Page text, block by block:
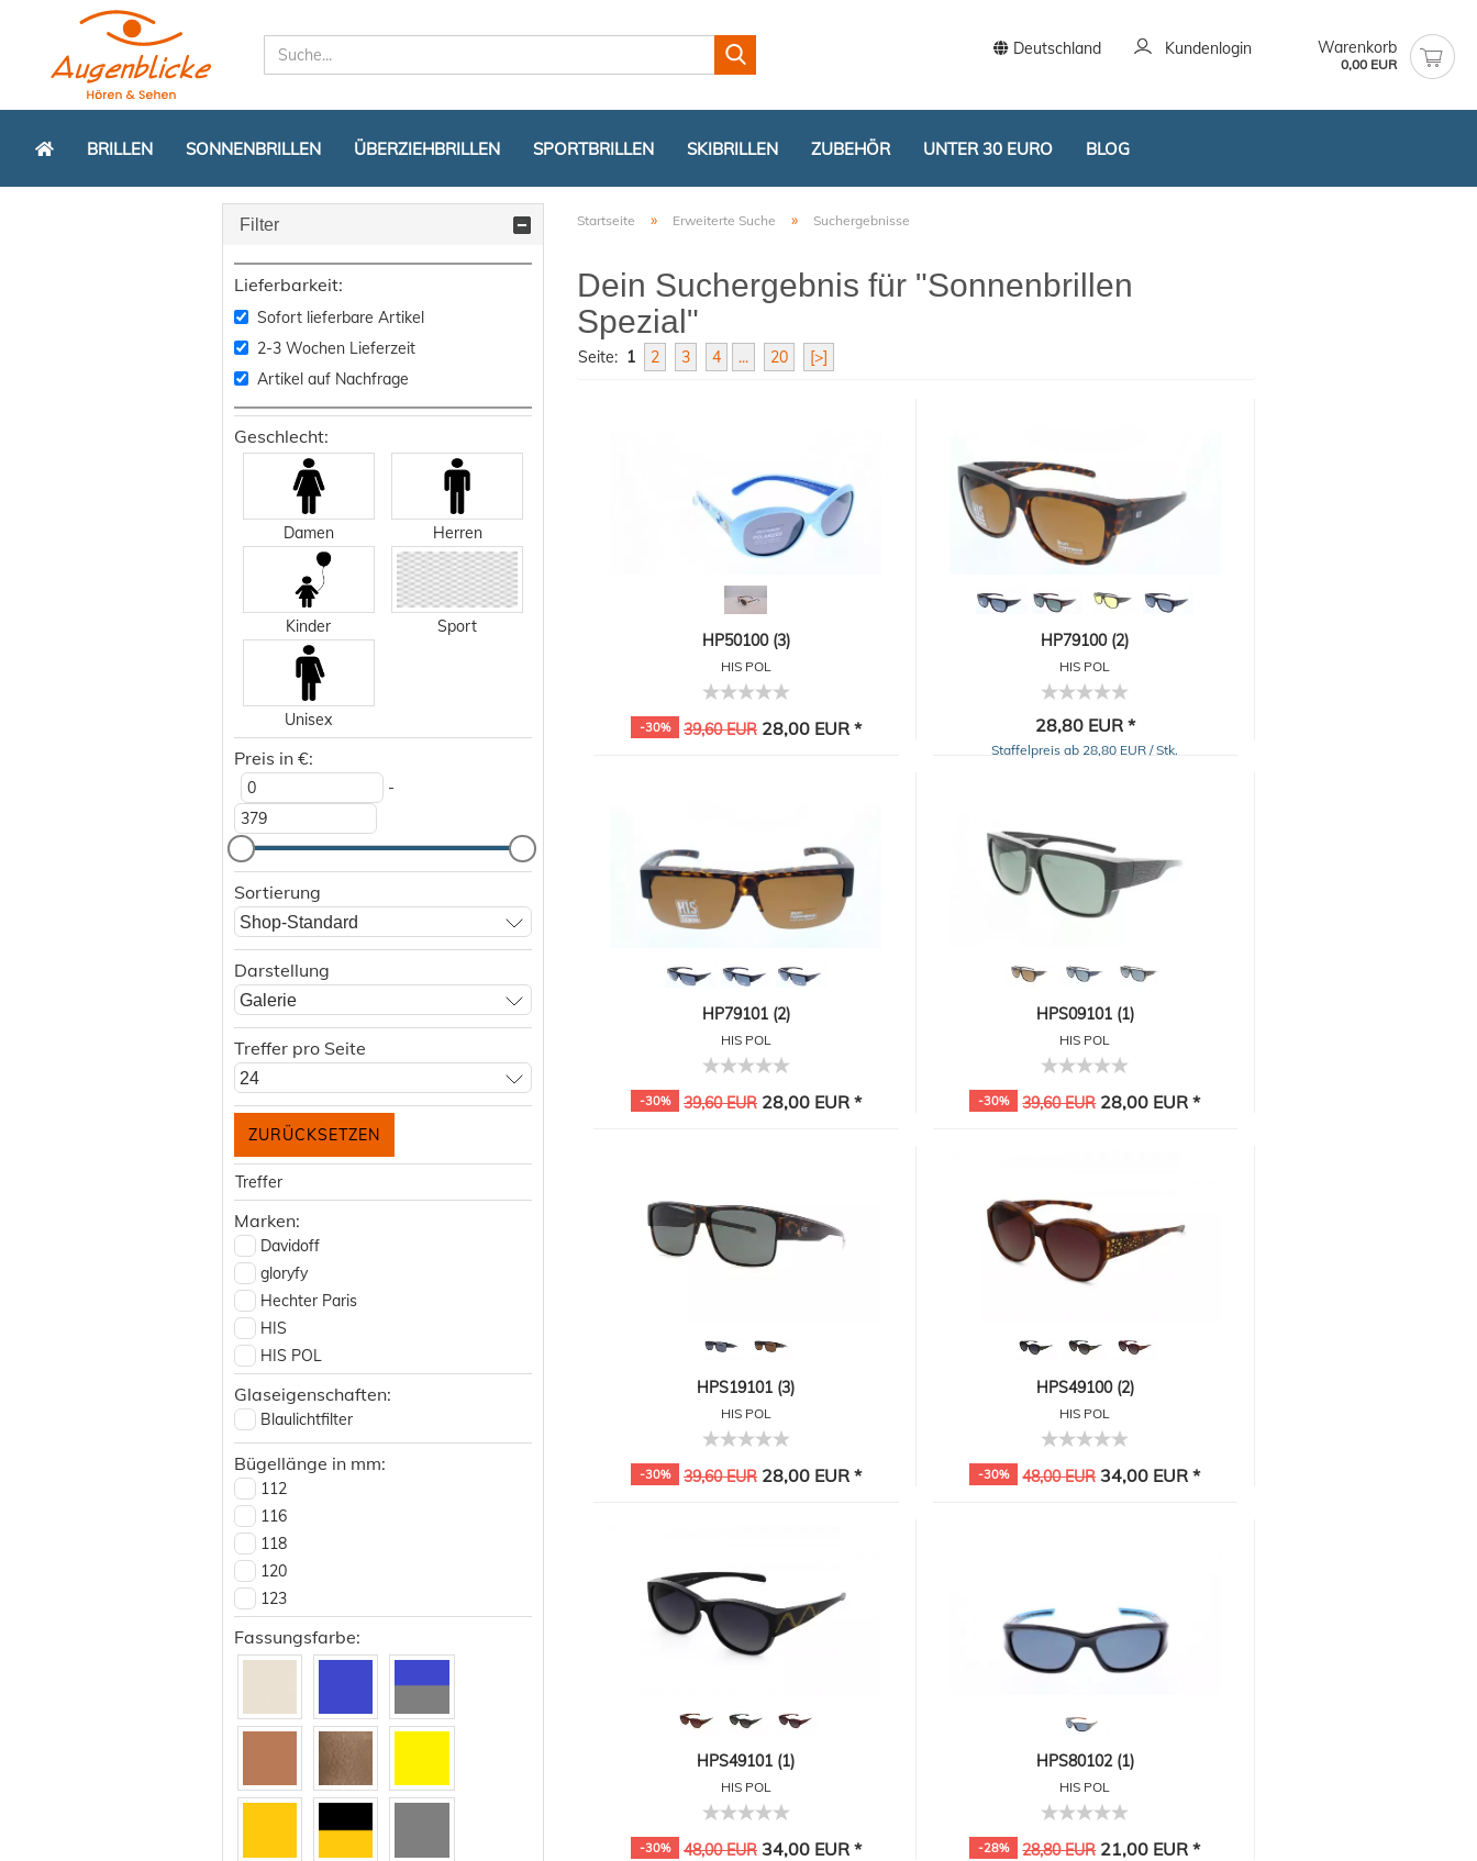
Deutschland
Lieferland
Kundenlogin Warenkorb
0,00 EUR
BRILLEN SONNENBRILLEN ÜBERZIEHBRILLEN SPORTBRILLEN SKIBRILLEN ZUBEHÖR UNTER 30 EURO BLOG
Startseite » Erweiterte Suche » Suchergebnisse
Dein Suchergebnis für "Sonnenbrillen
Spezial"
Seite: 1 2 3 4 ... 20 [>]
HP50100 (3)
HIS POL
-30% 39,60 EUR28,00 EUR *
HP79100 (2)
HIS POL
28,80 EUR *
Staffelpreis ab 28,80 EUR / Stk.
HP79101 (2)
HIS POL
-30% 39,60 EUR28,00 EUR *
HPS09101 (1)
HIS POL
-30% 39,60 EUR28,00 EUR *
HPS19101 (3)
HIS POL
-30% 39,60 EUR28,00 EUR *
HPS49100 (2)
HIS POL
-30% 48,00 EUR34,00 EUR *
HPS49101 (1)
HIS POL
-30% 48,00 EUR34,00 EUR *
HPS80102 (1)
HIS POL
-28% 28,80 EUR21,00 EUR *
Filter
Lieferbarkeit:
Sofort lieferbare Artikel
2-3 Wochen Lieferzeit
Artikel auf Nachfrage
Geschlecht:
Damen Herren
Kinder Sport
Unisex
Preis in €:
-
Sortierung
Shop-Standard
Darstellung
Galerie
Treffer pro Seite
24
Treffer
Marken:
Davidoff
gloryfy
Hechter Paris
HIS
HIS POL
Red Bull Spect Eyewear
Robert La Roche
Tom Tailor
Glaseigenschaften:
Blaulichtfilter
Bügellänge in mm:
112
116
118
120
123
126
129
132
Fassungsfarbe: